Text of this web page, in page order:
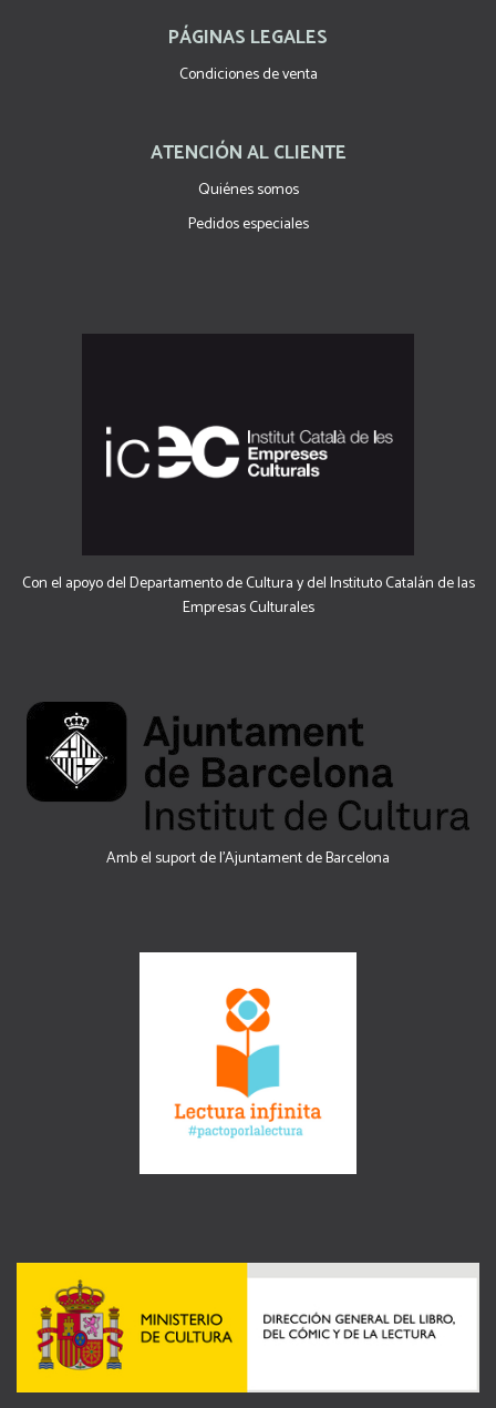
PÁGINAS LEGALES
Condiciones de venta
ATENCIÓN AL CLIENTE
Quiénes somos
Pedidos especiales
Con el apoyo del Departamento de Cultura y del Instituto Catalán de las
Empresas Culturales
Amb el suport de l’Ajuntament de Barcelona